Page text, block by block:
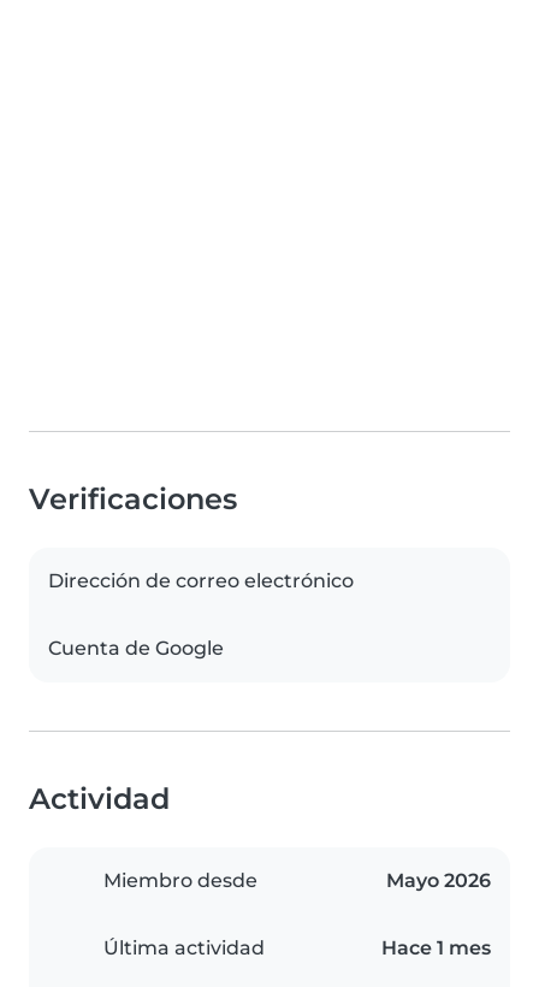
Verificaciones
Dirección de correo electrónico
Cuenta de Google
Actividad
Miembro desde Mayo 2026
Última actividad Hace 1 mes